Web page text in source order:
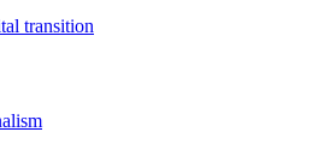
transition